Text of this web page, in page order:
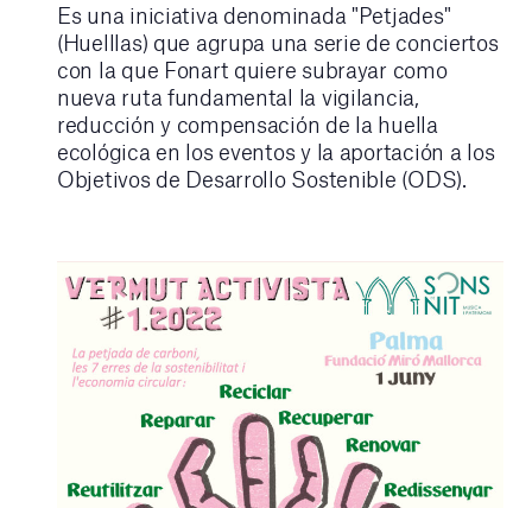
Es una iniciativa denominada "Petjades"
(Huelllas) que agrupa una serie de conciertos
con la que Fonart quiere subrayar como
nueva ruta fundamental la vigilancia,
reducción y compensación de la huella
ecológica en los eventos y la aportación a los
Objetivos de Desarrollo Sostenible (ODS).